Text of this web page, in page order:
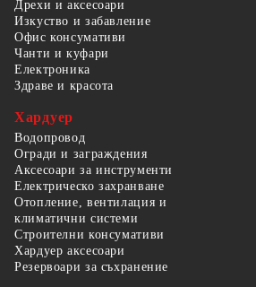
Дрехи и аксесоари
Изкуство и забавление
Офис консумативи
Чанти и куфари
Електроника
Здраве и красота
Хардуер
Водопровод
Огради и заграждения
Аксесоари за инструменти
Електрическо захранване
Отопление, вентилация и
климатични системи
Строителни консумативи
Хардуер аксесоари
Резервоари за съхранение